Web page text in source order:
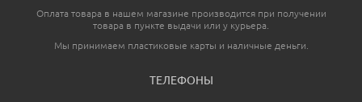
Оплата товара в нашем магазине производится при получении
товара в пункте выдачи или у курьера.
Мы принимаем пластиковые карты и наличные деньги.
ТЕЛЕФОНЫ